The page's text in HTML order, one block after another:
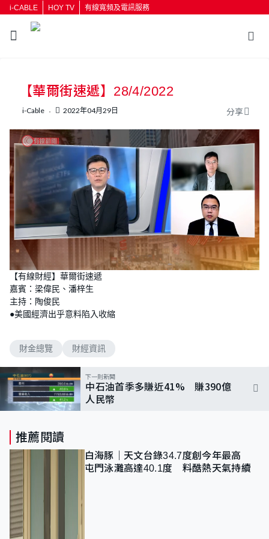
i-CABLE HOY TV 有線寬頻及電訊服務
【華爾街速遞】28/4/2022
i-Cable 2022年04月29日 分享
n
m
u
t
e
o
a
d
e
3
.
【有線財經】華爾街速遞
嘉賓：梁偉民、潘梓生
主持：陶俊民
●美國經濟出乎意料陷入收縮
財金總覽 財經資訊
下一則新聞
中石油首季多賺近41% 賺390億
人民幣
推薦閱讀
白海豚｜天文台錄34.7度創今年最高
屯門泳灘高達40.1度 料酷熱天氣持續